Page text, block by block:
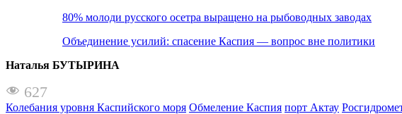
80% молоди русского осетра выращено на рыбоводных заводах
Объединение усилий: спасение Каспия — вопрос вне политики
Наталья БУТЫРИНА
627
Колебания уровня Каспийского моря Обмеление Каспия порт Актау